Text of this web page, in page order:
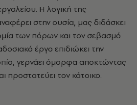
Η λογική της
στην ουσία, μας διδάσκει
των πόρων και τον σεβασμό
έργο επιδιώκει την
γερνάει όμορφα αποκτώντας
προστατεύει τον κάτοικο.